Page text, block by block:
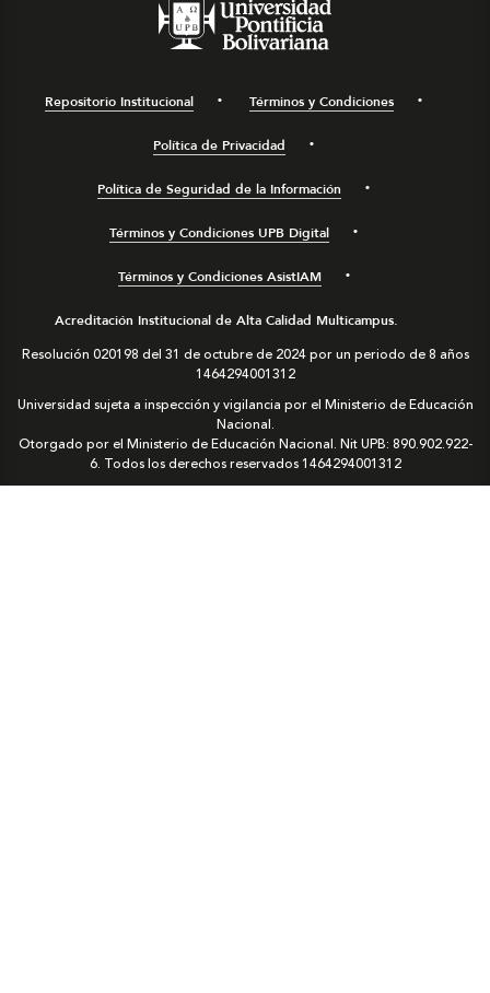
Repositorio Institucional Términos y Condiciones
Política de Privacidad
Política de Seguridad de la Información
Términos y Condiciones UPB Digital
Términos y Condiciones AsistIAM
Acreditación Institucional de Alta Calidad Multicampus.
Resolución 020198 del 31 de octubre de 2024 por un periodo de 8 años
1464294001312
Universidad sujeta a inspección y vigilancia por el Ministerio de Educación
Nacional.
Otorgado por el Ministerio de Educación Nacional. Nit UPB: 890.902.922-
6. Todos los derechos reservados1464294001312